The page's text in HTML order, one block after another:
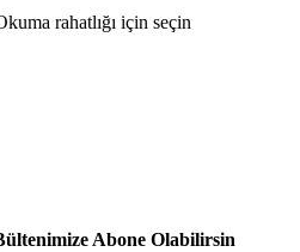
rahatlığı için seçin
Abone Olabilirsin